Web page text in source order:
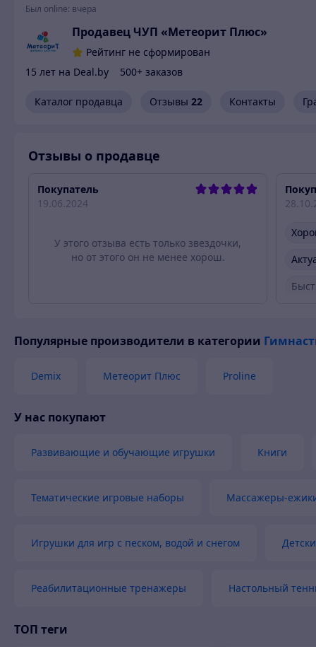
Был online: вчера
Продавец ЧУП «Метеорит Плюс»
Рейтинг не сформирован
15 лет на Deal.by
500+ заказов
Каталог продавца Отзывы 22 Контакты
Отзывы о продавце
Покупатель
19.06.2024
У этого отзыва есть только звездочки,
но от этого он не менее хорош.
Популярные производители в категории
Demix Метеорит Плюс Proline
У нас покупают
Развивающие и обучающие игрушки Книги
Тематические игровые наборы Массажеры-
Игрушки для игр с песком, водой и снегом
Реабилитационные тренажеры Настольный
ТОП теги